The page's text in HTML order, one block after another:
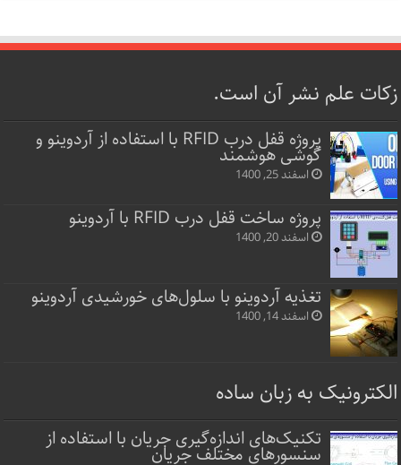
زکات علم نشر آن است.
پروژه قفل‌ درب RFID با استفاده از آردوینو و
گوشی هوشمند
اسفند 25, 1400
پروژه ساخت قفل‌ درب RFID با آردوینو
اسفند 20, 1400
تغذیه آردوینو با سلول‌های خورشیدی آردوینو
اسفند 14, 1400
الکترونیک به زبان ساده
تکنیک‌های اندازه‌گیری جریان با استفاده از
سنسورهای مختلف جریان